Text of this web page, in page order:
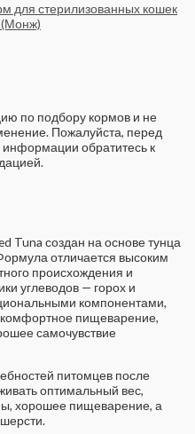
для стерилизованных кошек
(Монж)
по подбору кормов и не
Пожалуйста, перед
обратитесь к
Tuna создан на основе тунца
отличается высоким
происхождения и
углеводов — горох и
компонентами,
пищеварение,
самочувствие
питомцев после
оптимальный вес,
хорошее пищеварение, а